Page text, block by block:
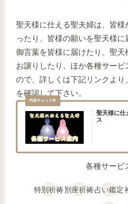
聖天様に仕える聖夫婦は、皆様
ったり、皆様の願いを聖天様
御言葉を皆様に届けたり、聖天
お譲りしたり、ほか各種サービ
ので、詳しくは下記リンクより
を確認して下さい。
聖天様に仕
ス
各種サービ
特別祈祷別座祈祷占い鑑定